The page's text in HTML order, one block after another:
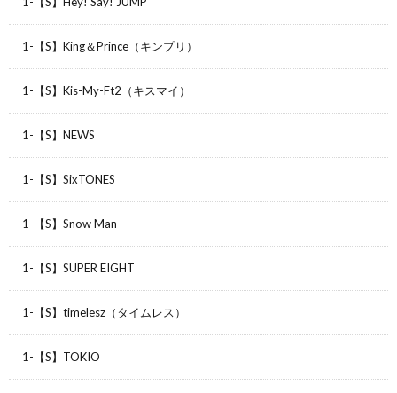
1-【S】King＆Prince（キンプリ）
1-【S】Kis-My-Ft2（キスマイ）
1-【S】NEWS
1-【S】SixTONES
1-【S】Snow Man
1-【S】SUPER EIGHT
1-【S】timelesz（タイムレス）
1-【S】TOKIO